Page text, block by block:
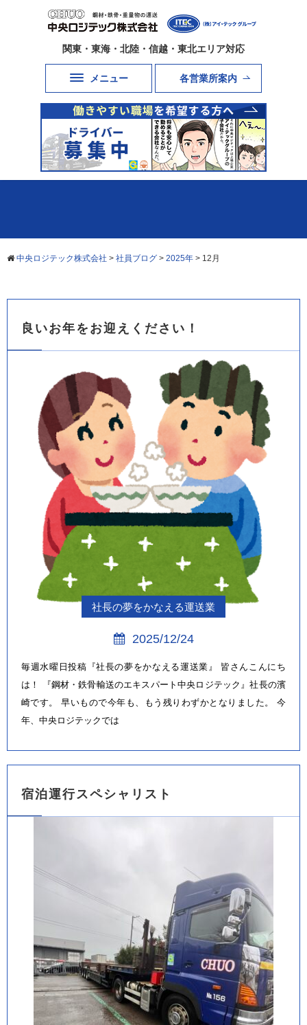
関東・東海・北陸・信越・東北エリア対応
メニュー 各営業所案内
中央ロジテック株式会社 > 社員ブログ > 2025年 > 12月
良いお年をお迎えください！
社長の夢をかなえる運送業
2025/12/24
毎週水曜日投稿『社長の夢をかなえる運送業』 皆さんこんにち
は！ 『鋼材・鉄骨輸送のエキスパート中央ロジテック』社長の濱
崎です。 早いもので今年も、もう残りわずかとなりました。 今
年、中央ロジテックでは
宿泊運行スペシャリスト